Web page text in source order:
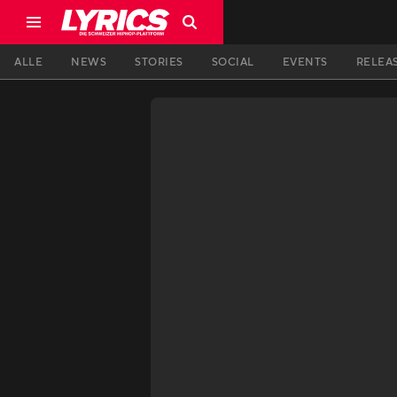
ALLE NEWS STORIES SOCIAL EVENTS